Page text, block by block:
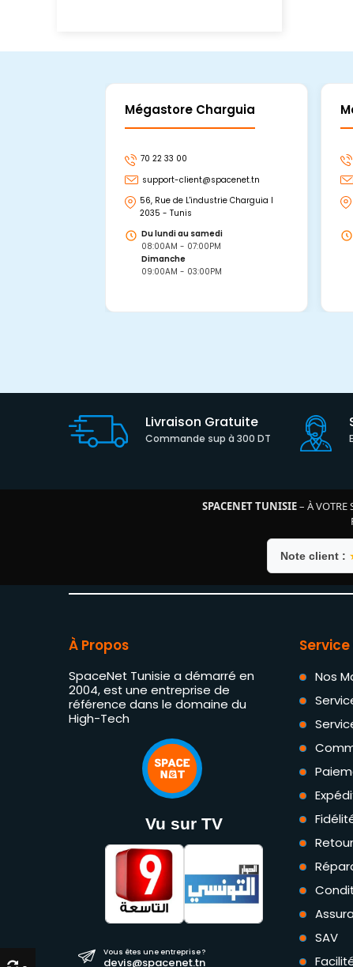
Mégastore Charguia
70 22 33 00
support-client@spacenet.tn
56, Rue de L'industrie Charguia I
2035 - Tunis
Du lundi au samedi
08:00AM - 07:00PM
Dimanche
09:00AM - 03:00PM
Livraison Gratuite
Commande sup à 300 DT
SPACENET TUNISIE– À VOTRE
Note client :
À Propos
SpaceNet Tunisie a démarré en
2004, est une entreprise de
référence dans le domaine du
High-Tech
Vu sur TV
Vous êtes une entreprise ?
devis@spacenet.tn
Nos
SAV